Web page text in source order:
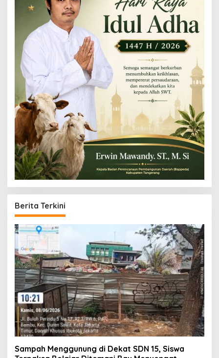
Berita Terkini
Sampah Menggunung di Dekat SDN 15, Siswa